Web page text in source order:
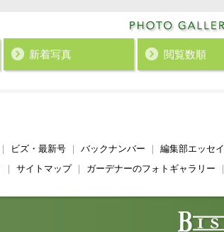
新着写真 閲覧数順
ビズ・最新号｜ バックナンバー 編集部エッセイ
サイトマップ｜ ガーデナーのフォトギャラリー